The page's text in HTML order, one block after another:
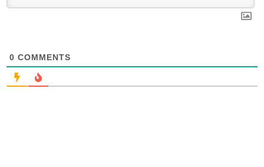
0 COMMENTS